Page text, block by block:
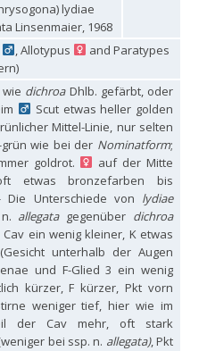
1959
1959
1959
1968
lydiae
Linsenmaier, 1968
, Allotypus
and Paratypes
wie dichroaDhlb. gefärbt, oder
Scut etwas heller golden
Mittel-Linie, nur selten
grün wie bei der Nominatform;
goldrot.
auf der Mitte
etwas bronzefarben bis
Die Unterschiede von lydiae
allegatagegenüber dichroa
Cav ein wenig kleiner, K etwas
unterhalb der Augen
und F-Glied 3 ein wenig
kürzer, F kürzer, Pkt vorn
weniger tief, hier wie im
der Cav mehr, oft stark
bei ssp. n. allegata), Pkt